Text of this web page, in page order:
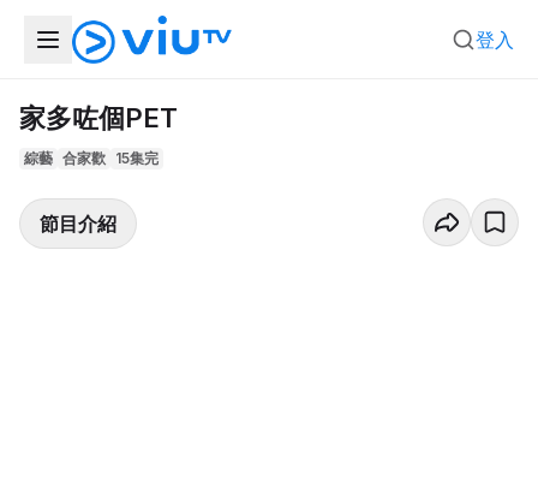
登入
家多咗個PET
綜藝 合家歡 15集完
節目介紹